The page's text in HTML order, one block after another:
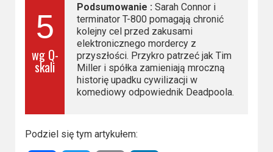
5
wg Q-
skali
Podsumowanie :Sarah Connor i
terminator T-800 pomagają chronić
kolejny cel przed zakusami
elektronicznego mordercy z
przyszłości. Przykro patrzeć jak Tim
Miller i spółka zamieniają mroczną
historię upadku cywilizacji w
komediowy odpowiednik Deadpoola.
Podziel się tym artykułem: